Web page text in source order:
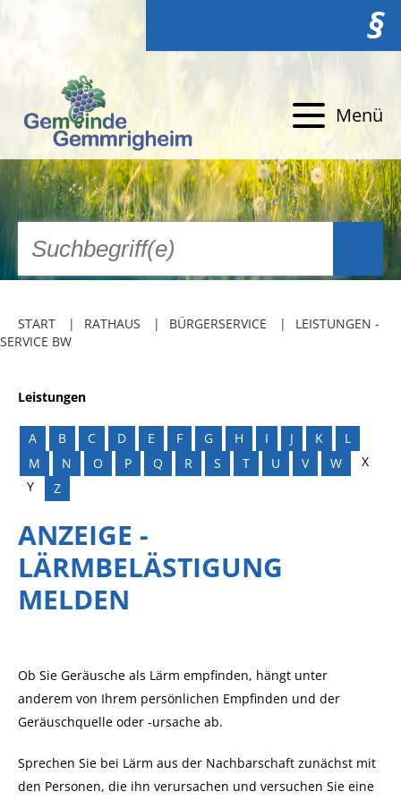
§
Menü
START RATHAUS BÜRGERSERVICE
LEISTUNGEN -
SERVICE BW
Leistungen
A B C D E F G H I J K
L
M
N O P Q R S T U V W
X
Y
Z
ANZEIGE -
LÄRMBELÄSTIGUNG
MELDEN
Ob Sie Geräusche als Lärm empfinden, hängt unter
anderem von Ihrem persönlichen Empfinden und der
Geräuschquelle oder -ursache ab.
Sprechen Sie bei Lärm aus der Nachbarschaft zunächst mit
den Personen, die ihn verursachen und versuchen Sie eine